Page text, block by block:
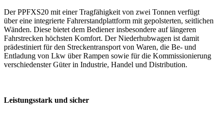
Der PPFXS20 mit einer Tragfähigkeit von zwei Tonnen verfügt
über eine integrierte Fahrerstandplattform mit gepolsterten, seitlichen
Wänden. Diese bietet dem Bediener insbesondere auf längeren
Fahrstrecken höchsten Komfort. Der Niederhubwagen ist damit
prädestiniert für den Streckentransport von Waren, die Be- und
Entladung von Lkw über Rampen sowie für die Kommissionierung
verschiedenster Güter in Industrie, Handel und Distribution.
Leistungsstark und sicher